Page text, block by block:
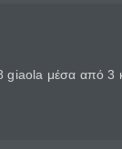
μέσα από 3